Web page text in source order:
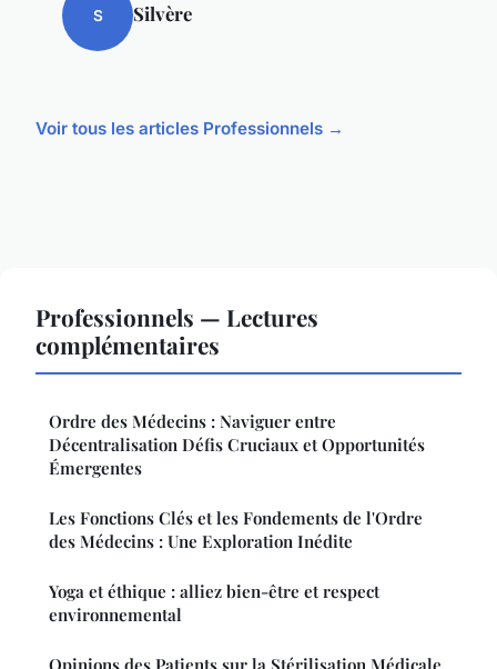
S Silvère
Voir tous les articles Professionnels →
Professionnels — Lectures
complémentaires
Ordre des Médecins : Naviguer entre
Décentralisation Défis Cruciaux et Opportunités
Émergentes
Les Fonctions Clés et les Fondements de l'Ordre
des Médecins : Une Exploration Inédite
Yoga et éthique : alliez bien-être et respect
environnemental